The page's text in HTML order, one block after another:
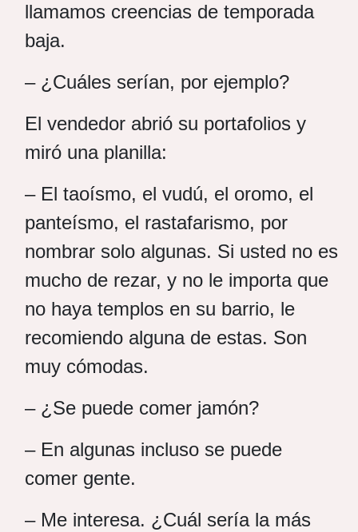
llamamos creencias de temporada
baja.
– ¿Cuáles serían, por ejemplo?
El vendedor abrió su portafolios y
miró una planilla:
– El taoísmo, el vudú, el oromo, el
panteísmo, el rastafarismo, por
nombrar solo algunas. Si usted no es
mucho de rezar, y no le importa que
no haya templos en su barrio, le
recomiendo alguna de estas. Son
muy cómodas.
– ¿Se puede comer jamón?
– En algunas incluso se puede
comer gente.
– Me interesa. ¿Cuál sería la más